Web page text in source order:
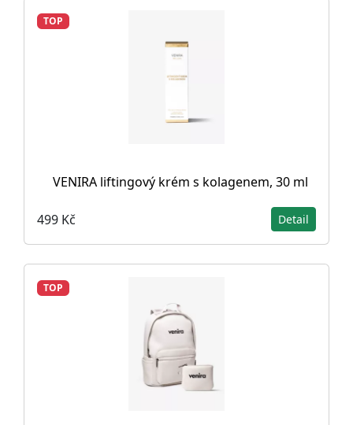
TOP
VENIRA liftingový krém s kolagenem, 30 ml
499 Kč Detail
TOP